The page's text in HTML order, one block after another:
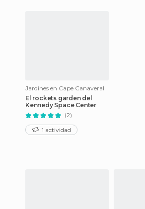
Jardines en Cape Canaveral
El rockets garden del
Kennedy Space Center
(2)
1 actividad